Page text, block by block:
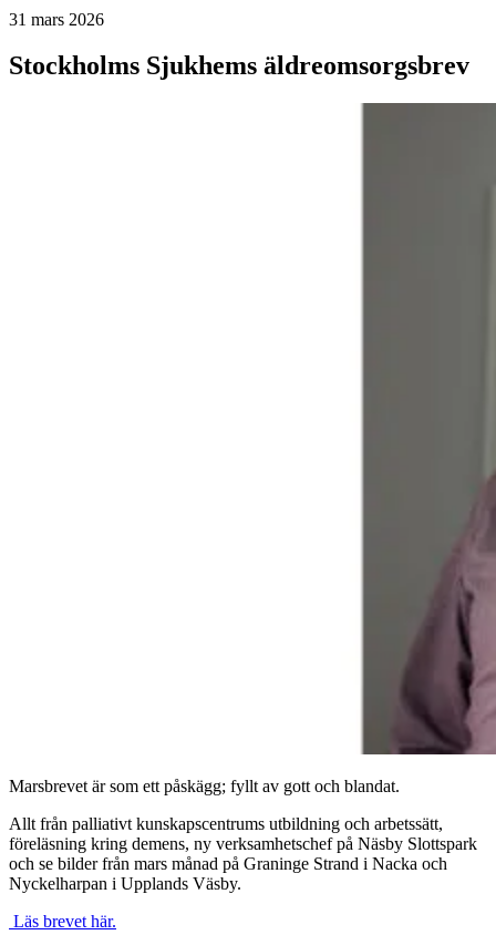
31 mars 2026
Stockholms Sjukhems äldreomsorgsbrev
Marsbrevet är som ett påskägg; fyllt av gott och blandat.
Allt från palliativt kunskapscentrums utbildning och arbetssätt,
föreläsning kring demens, ny verksamhetschef på Näsby Slottspark
och se bilder från mars månad på Graninge Strand i Nacka och
Nyckelharpan i Upplands Väsby.
Läs brevet här.